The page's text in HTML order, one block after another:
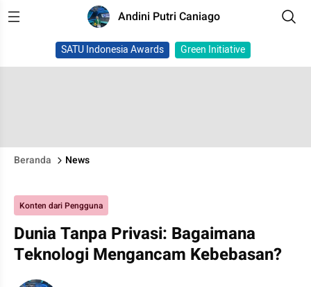
Andini Putri Caniago
SATU Indonesia Awards Green Initiative
Beranda News
Konten dari Pengguna
Dunia Tanpa Privasi: Bagaimana
Teknologi Mengancam Kebebasan?